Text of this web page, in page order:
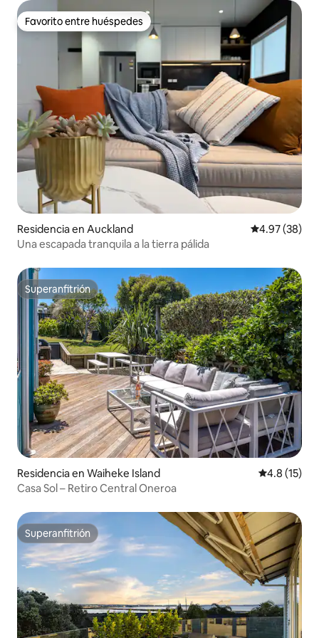
Favorito entre huéspedes
Favorito entre huéspedes
Residencia en Auckland Calificación
4.97 (38)
Una escapada tranquila a la tierra pálida
Superanfitrión
Superanfitrión
Residencia en Waiheke Island Calificación
4.8 (15)
Casa Sol – Retiro Central Oneroa
Superanfitrión
Superanfitrión